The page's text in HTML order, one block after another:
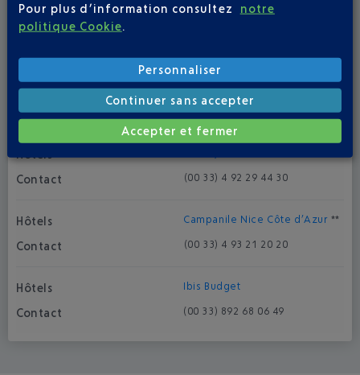
Suite Novotel***
(00 33) 4 92 29 41 00
(00 33) 4 92 29 44 30
Campanile Nice Côte d’Azur**
(00 33) 4 93 21 20 20
Ibis Budget
(00 33) 892 68 06 49
Pour plus d’information consultez
notre
politique Cookie
Personnaliser
Continuer sans accepter
Accepter et fermer